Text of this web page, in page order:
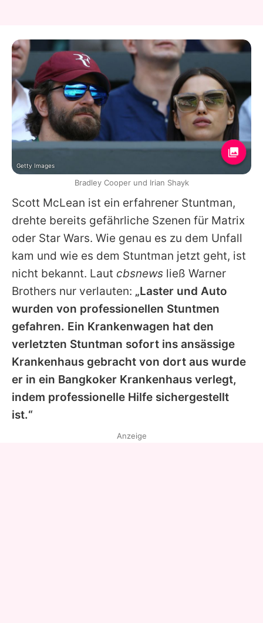
Scott McLean ist ein erfahrener Stuntman,
drehte bereits gefährliche Szenen für Matrix
oder Star Wars. Wie genau es zu dem Unfall
kam und wie es dem Stuntman jetzt geht, ist
nicht bekannt. Laut cbsnews ließ Warner
Brothers nur verlauten: „Laster und Auto
wurden von professionellen Stuntmen
gefahren. Ein Krankenwagen hat den
verletzten Stuntman sofort ins ansässige
Krankenhaus gebracht von dort aus wurde
er in ein Bangkoker Krankenhaus verlegt,
indem professionelle Hilfe sichergestellt
ist.“
Getty Images
Bradley Cooper und Irian Shayk
Anzeige